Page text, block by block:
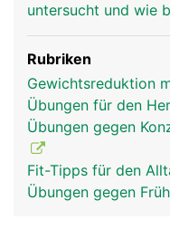
untersucht und wie
Rubriken
Gewichtsreduktion
Übungen für den
Übungen gegen
Fit-Tipps für den
Übungen gegen